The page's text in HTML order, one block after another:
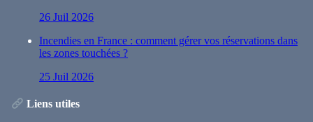
26 Juil 2026
Incendies en France : comment gérer vos réservations dans
les zones touchées ?
25 Juil 2026
Liens utiles